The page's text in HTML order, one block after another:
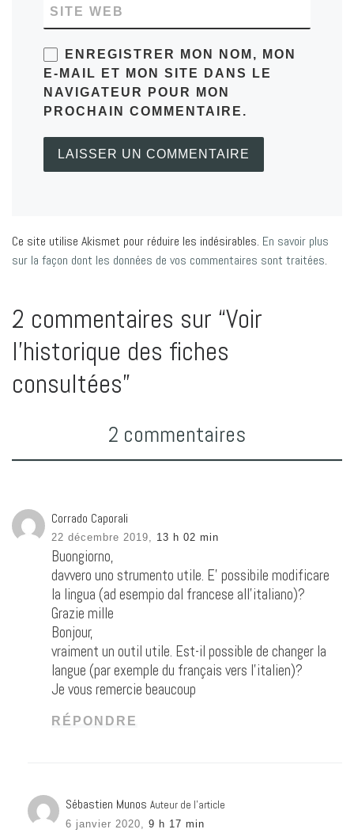
SITE WEB
ENREGISTRER MON NOM, MON
E-MAIL ET MON SITE DANS LE
NAVIGATEUR POUR MON
PROCHAIN COMMENTAIRE.
Ce site utilise Akismet pour réduire les indésirables. En savoir plus
sur la façon dont les données de vos commentaires sont traitées.
2 commentaires sur “Voir
l’historique des fiches
consultées”
2 commentaires
Corrado Caporali
22 décembre 2019, 13 h 02 min
Buongiorno,
davvero uno strumento utile. E’ possibile modificare
la lingua (ad esempio dal francese all’italiano)?
Grazie mille
Bonjour,
vraiment un outil utile. Est-il possible de changer la
langue (par exemple du français vers l’italien)?
Je vous remercie beaucoup
RÉPONDRE
Sébastien Munos Auteur de l’article
6 janvier 2020, 9 h 17 min